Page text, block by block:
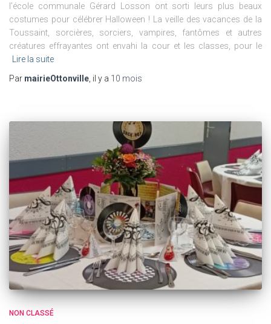
l’école communale Gérard Losson ont sorti leurs plus beaux
costumes pour célébrer Halloween ! La veille des vacances de la
Toussaint, sorcières, sorciers, vampires, fantômes et autres
créatures effrayantes ont envahi la cour et les classes, pour le
Lire la suite
Par mairieOttonville , il y a 10 mois
NON CLASSÉ